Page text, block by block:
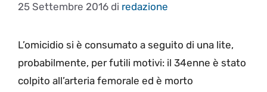
25 Settembre 2016 di redazione
L’omicidio si è consumato a seguito di una lite,
probabilmente, per futili motivi: il 34enne è stato
colpito all’arteria femorale ed è morto